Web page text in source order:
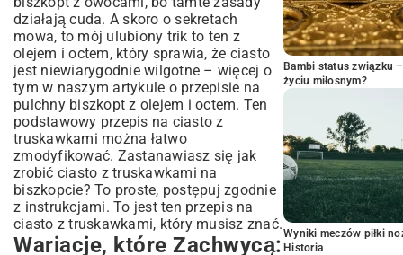
działają cuda. A skoro o sekretach
mowa, to mój ulubiony trik to ten z
olejem i octem, który sprawia, że ciasto
jest niewiarygodnie wilgotne – więcej o
tym w naszym artykule o przepisie na
pulchny biszkopt z olejem i octem. Ten
podstawowy przepis na ciasto z
truskawkami można łatwo
zmodyfikować. Zastanawiasz się jak
zrobić ciasto z truskawkami na
biszkopcie? To proste, postępuj zgodnie
z instrukcjami. To jest ten przepis na
ciasto z truskawkami, który musisz znać.
Wariacje, które Zachwycą:
Bambi status związku
życiu miłosnym?
Wyniki meczów piłki
Historia